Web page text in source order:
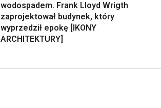
wodospadem. Frank Lloyd Wrigth
zaprojektował budynek, który
wyprzedził epokę [IKONY
ARCHITEKTURY]